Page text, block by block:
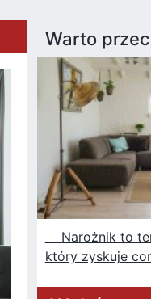
Warto
Narożnik to
który zyskuje